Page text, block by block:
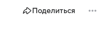
Поделиться